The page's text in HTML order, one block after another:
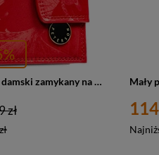
Mały, czerwony portfel damski zamykany na bigiel i zatrzask - Peterson
zł